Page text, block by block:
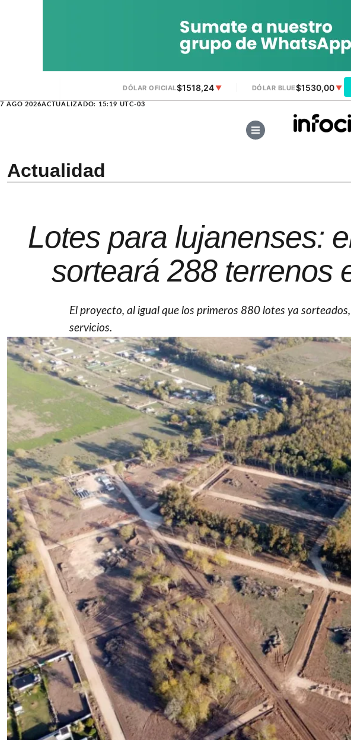
DÓLAR OFICIAL$1518,24▼ DÓLAR BLUE$1530,00▼
7 AGO 2026ACTUALIZADO: 15:19 UTC-03
Actualidad
Lotes para lujanenses:
sorteará 288 terrenos
El proyecto, al igual que los primeros 880 lotes ya
servicios.